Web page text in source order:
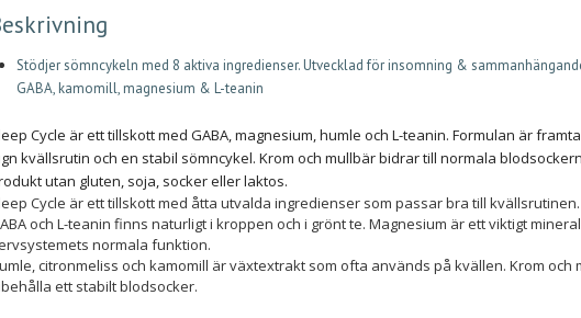
Stödjer sömncykeln med 8 aktiva ingredienser. Utvecklad för insomning &
GABA, kamomill, magnesium & L-teanin
Cycle är ett tillskott med GABA, magnesium, humle och L-teanin. Formulan är
kvällsrutin och en stabil sömncykel. Krom och mullbär bidrar till normala
utan gluten, soja, socker eller laktos.
Cycle är ett tillskott med åtta utvalda ingredienser som passar bra till kvällsrutinen.
och L-teanin finns naturligt i kroppen och i grönt te. Magnesium är ett viktigt
normala funktion.
citronmeliss och kamomill är växtextrakt som ofta används på kvällen. Krom och
ett stabilt blodsocker.